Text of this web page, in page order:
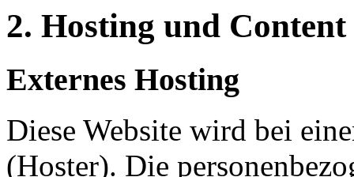
2. Hosting und
Externes Hosting
Diese Website wird bei
(Hoster). Die